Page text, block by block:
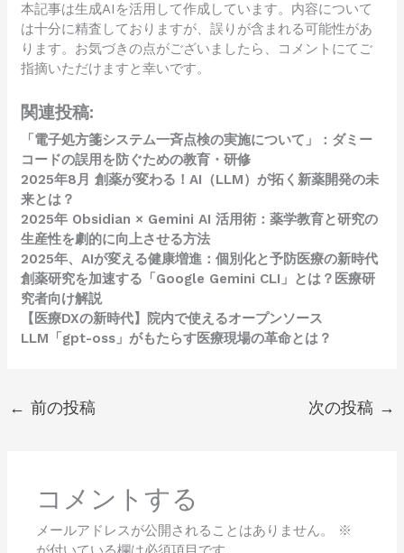
本記事は生成AIを活用して作成しています。内容について
は十分に精査しておりますが、誤りが含まれる可能性があ
ります。お気づきの点がございましたら、コメントにてご
指摘いただけますと幸いです。
関連投稿:
「電子処方箋システム一斉点検の実施について」：ダミー
コードの誤用を防ぐための教育・研修
2025年8月 創薬が変わる！AI（LLM）が拓く新薬開発の未
来とは？
2025年 Obsidian × Gemini AI 活用術：薬学教育と研究の
生産性を劇的に向上させる方法
2025年、AIが変える健康増進：個別化と予防医療の新時代
創薬研究を加速する「Google Gemini CLI」とは？医療研
究者向け解説
【医療DXの新時代】院内で使えるオープンソース
LLM「gpt-oss」がもたらす医療現場の革命とは？
← 前の投稿 次の投稿 →
コメントする
メールアドレスが公開されることはありません。
※